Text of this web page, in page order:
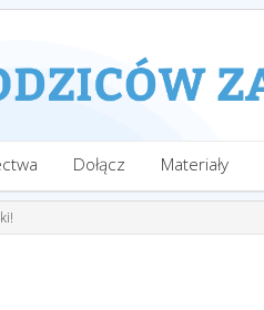
Dołącz Materiały